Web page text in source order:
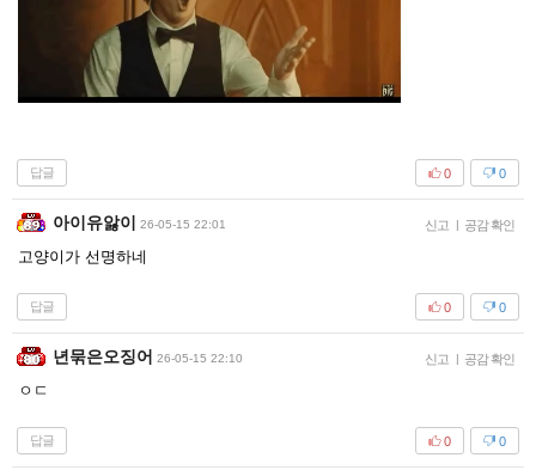
답글 0
0
아이유앓이 26-05-15 22:01 신고 | 공감 확인
고양이가 선명하네
답글 0
0
년묶은오징어 26-05-15 22:10 신고 | 공감 확인
ㅇㄷ
답글 0
0